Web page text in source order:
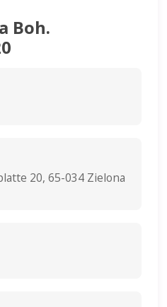
Boh.
20, 65-034 Zielona